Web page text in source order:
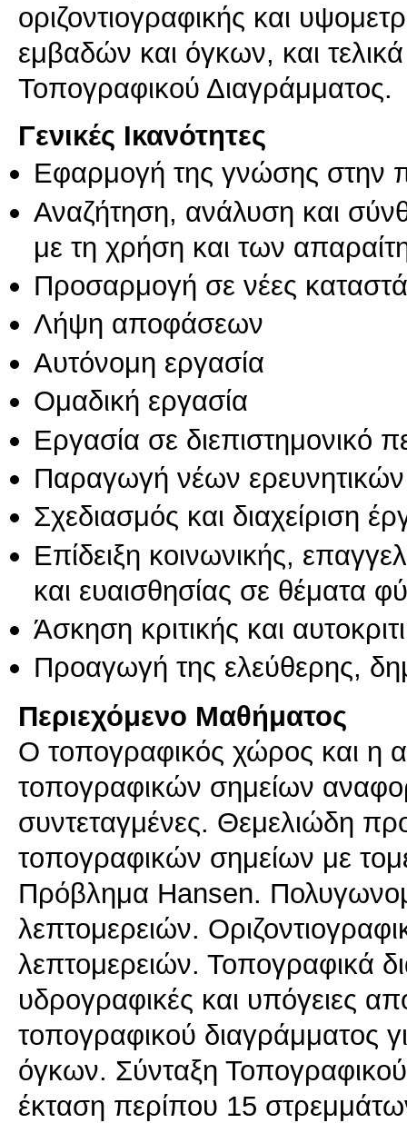
οριζοντιογραφικής και
εμβαδών και όγκων, και
Τοπογραφικού Διαγράμματος.
Γενικές Ικανότητες
Εφαρμογή της γνώσης στην
Αναζήτηση, ανάλυση και
με τη χρήση και των
Προσαρμογή σε νέες
Λήψη αποφάσεων
Αυτόνομη εργασία
Ομαδική εργασία
Εργασία σε διεπιστημονικό
Παραγωγή νέων
Σχεδιασμός και διαχείριση
Επίδειξη κοινωνικής,
και ευαισθησίας σε θέματα
Άσκηση κριτικής και
Προαγωγή της ελεύθερης,
Περιεχόμενο Μαθήματος
Ο τοπογραφικός χώρος και η
τοπογραφικών σημείων
συντεταγμένες. Θεμελιώδη
τοπογραφικών σημείων με
Πρόβλημα Hansen.
λεπτομερειών.
λεπτομερειών. Τοπογραφικά
υδρογραφικές και υπόγειες
τοπογραφικού διαγράμματος
όγκων. Σύνταξη
έκταση περίπου 15